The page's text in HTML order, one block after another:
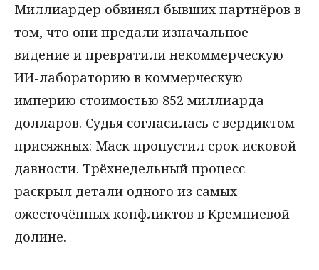
Миллиардер обвинял бывших партнёров в
том, что они предали изначальное
видение и превратили некоммерческую
ИИ-лабораторию в коммерческую
империю стоимостью 852 миллиарда
долларов. Судья согласилась с вердиктом
присяжных: Маск пропустил срок исковой
давности. Трёхнедельный процесс
раскрыл детали одного из самых
ожесточённых конфликтов в Кремниевой
долине.